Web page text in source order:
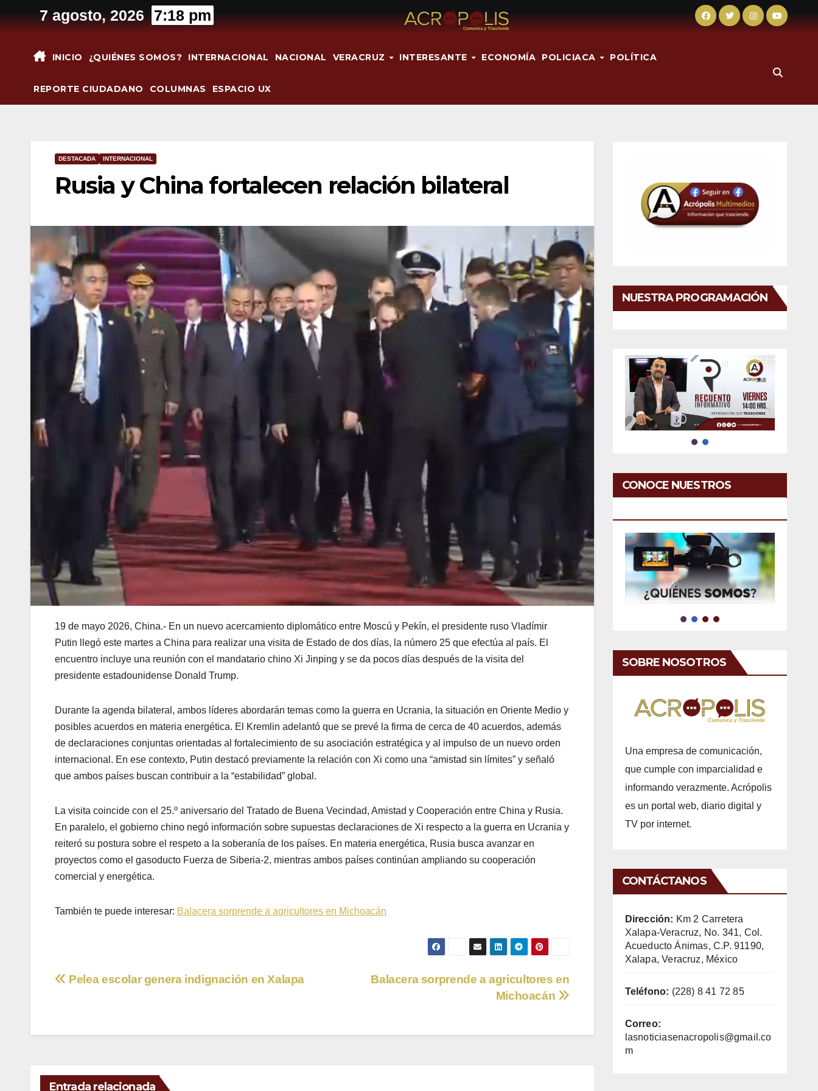
al
7 agosto, 2026 7:18 pm
INICIO ¿QUIÉNES SOMOS? INTERNACIONAL NACIONAL VERACRUZ INTERESANTE ECONOMÍA POLICIACA POLÍTICA
REPORTE CIUDADANO COLUMNAS ESPACIO UX
DESTACADA INTERNACIONAL
Rusia y China fortalecen relación bilateral
19 de mayo 2026, China.- En un nuevo acercamiento diplomático entre Moscú y Pekín, el presidente ruso Vladímir
Putin llegó este martes a China para realizar una visita de Estado de dos días, la número 25 que efectúa al país. El
encuentro incluye una reunión con el mandatario chino Xi Jinping y se da pocos días después de la visita del
presidente estadounidense Donald Trump.
Durante la agenda bilateral, ambos líderes abordarán temas como la guerra en Ucrania, la situación en Oriente Medio y
posibles acuerdos en materia energética. El Kremlin adelantó que se prevé la firma de cerca de 40 acuerdos, además
de declaraciones conjuntas orientadas al fortalecimiento de su asociación estratégica y al impulso de un nuevo orden
internacional. En ese contexto, Putin destacó previamente la relación con Xi como una “amistad sin límites” y señaló
que ambos países buscan contribuir a la “estabilidad” global.
La visita coincide con el 25.º aniversario del Tratado de Buena Vecindad, Amistad y Cooperación entre China y Rusia.
En paralelo, el gobierno chino negó información sobre supuestas declaraciones de Xi respecto a la guerra en Ucrania y
reiteró su postura sobre el respeto a la soberanía de los países. En materia energética, Rusia busca avanzar en
proyectos como el gasoducto Fuerza de Siberia-2, mientras ambos países continúan ampliando su cooperación
comercial y energética.
También te puede interesar: Balacera sorprende a agricultores en Michoacán
Navegación
entradas
Balacera sorprende a agricultores en
Michoacán
Pelea escolar genera indignación en Xalapa
Entrada relacionada
NUESTRA PROGRAMACIÓN
CONOCE NUESTROS
SOBRE NOSOTROS
Una empresa de comunicación,
que cumple con imparcialidad e
informando verazmente. Acrópolis
es un portal web, diario digital y
TV por internet.
CONTÁCTANOS
Dirección: Km 2 Carretera
Xalapa-Veracruz, No. 341, Col.
Acueducto Ánimas, C.P. 91190,
Xalapa, Veracruz, México
Teléfono: (228) 8 41 72 85
Correo:
lasnoticiasenacropolis@gmail.co
m